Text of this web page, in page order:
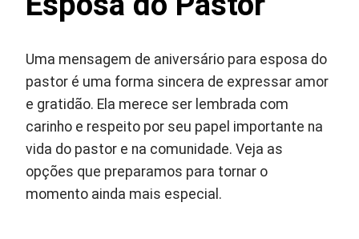
Uma mensagem de aniversário para esposa do
pastor é uma forma sincera de expressar amor
e gratidão. Ela merece ser lembrada com
carinho e respeito por seu papel importante na
vida do pastor e na comunidade. Veja as
opções que preparamos para tornar o
momento ainda mais especial.